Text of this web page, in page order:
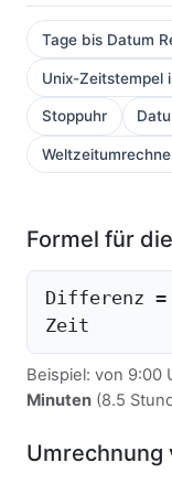
Tage bis Datum
Unix-Zeitstempel
Stoppuhr
Formel für
Differenz
Zeit
Beispiel: von 9:00
Minuten (8.5
Umrechnung